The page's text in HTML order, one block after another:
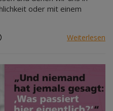
oder mit einem
Weiterlesen